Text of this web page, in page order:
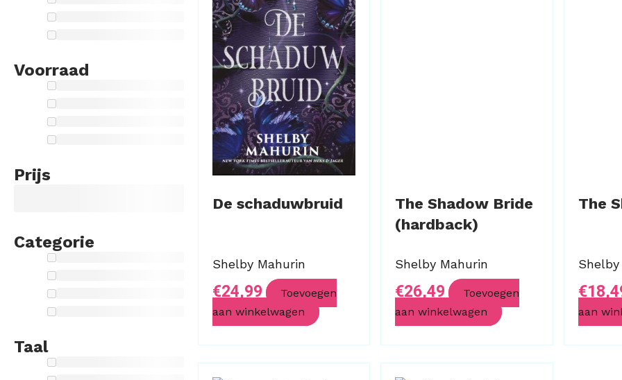
Voorraad
Prijs
Categorie
Taal
De schaduwbruid
Shelby Mahurin
€24,99
Toevoegen
aan winkelwagen
The Shadow Bride
(hardback)
Shelby Mahurin
€26,49
Toevoegen
aan winkelwagen
The
€
aan